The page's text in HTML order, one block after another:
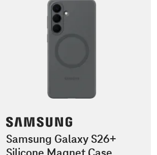
Samsung Galaxy S26+